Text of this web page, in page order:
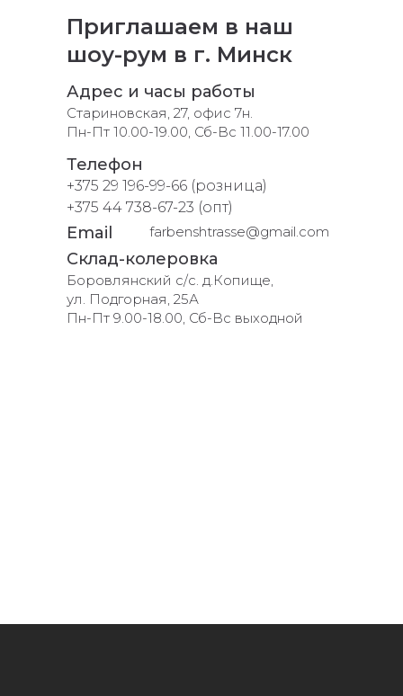
Приглашаем в наш
шоу-рум в г. Минск
Адрес и часы работы
Стариновская, 27, офис 7н.
Пн-Пт 10.00-19.00, Сб-Вс 11.00-17.00
Телефон
Email farbenshtrasse@gmail.com
Склад-колеровка
Боровлянский с/с. д.Копище,
ул. Подгорная, 25А
Пн-Пт 9.00-18.00, Сб-Вс выходной
+375 29 196-99-66 (розница)
+375 44 738-67-23 (опт)